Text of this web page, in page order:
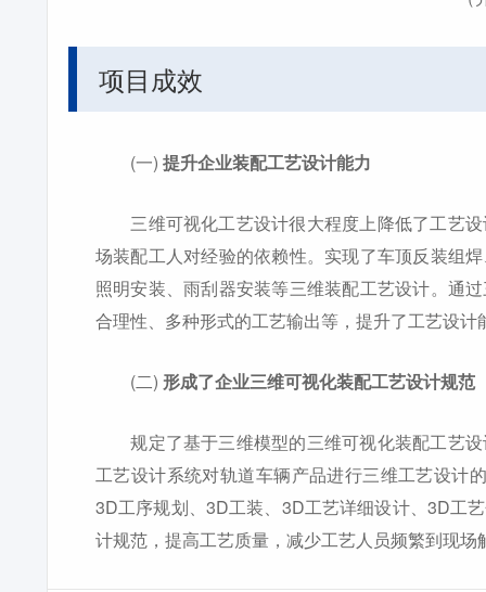
项目成效
(一)提升企业装配工艺设计能力
三维可视化工艺设计很大程度上降低了工艺设
场装配工人对经验的依赖性。实现了车顶反装组
照明安装、雨刮器安装等三维装配工艺设计。通
合理性、多种形式的工艺输出等，提升了工艺设计
(二) 形成了企业三维可视化装配工艺设计规范
规定了基于三维模型的三维可视化装配工艺设
工艺设计系统对轨道车辆产品进行三维工艺设计
3D工序规划、3D工装、3D工艺详细设计、3D工
计规范，提高工艺质量，减少工艺人员频繁到现场